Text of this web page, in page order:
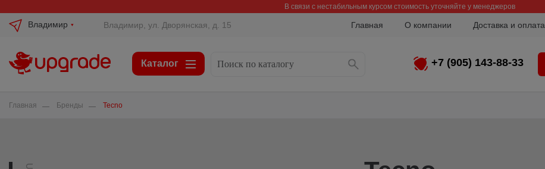
В связи с нестабильным курсом стоимость уточняйте у менеджеров
Владимир Владимир, ул. Дворянская, д. 15 Главная О компании Доставка и оплата
Каталог +7 (905) 143-88-33
Главная Бренды Tecno